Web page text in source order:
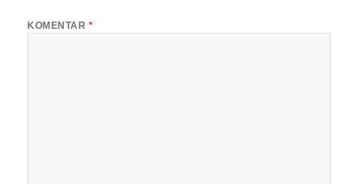
KOMENTAR *